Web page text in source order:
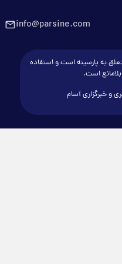
info@parsine.com
به پارسینه است و استفاده
است.
خبرگزاری آسام